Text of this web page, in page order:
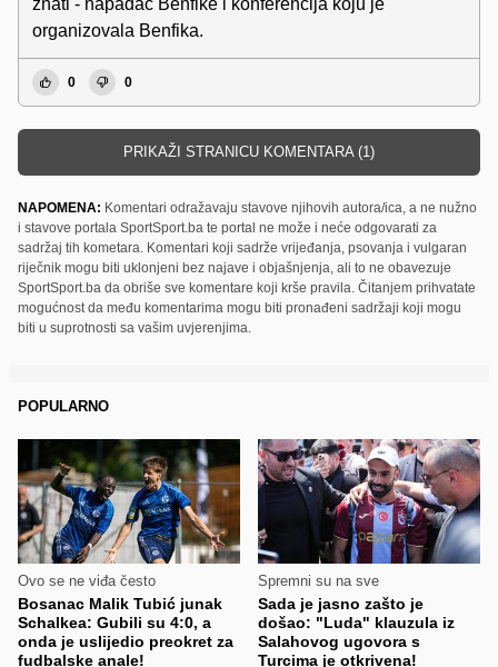
organizovala Benfika.
0 0
PRIKAŽI STRANICU KOMENTARA (1)
NAPOMENA: Komentari odražavaju stavove njihovih autora/ica, a ne nužno
i stavove portala SportSport.ba te portal ne može i neće odgovarati za
sadržaj tih kometara. Komentari koji sadrže vrijeđanja, psovanja i vulgaran
riječnik mogu biti uklonjeni bez najave i objašnjenja, ali to ne obavezuje
SportSport.ba da obriše sve komentare koji krše pravila. Čitanjem prihvatate
mogućnost da među komentarima mogu biti pronađeni sadržaji koji mogu
biti u suprotnosti sa vašim uvjerenjima.
POPULARNO
Ovo se ne viđa često
Bosanac Malik Tubić junak
Schalkea: Gubili su 4:0, a
onda je uslijedio preokret za
fudbalske anale!
Spremni su na sve
Sada je jasno zašto je
došao: "Luda" klauzula iz
Salahovog ugovora s
Turcima je otkrivena!